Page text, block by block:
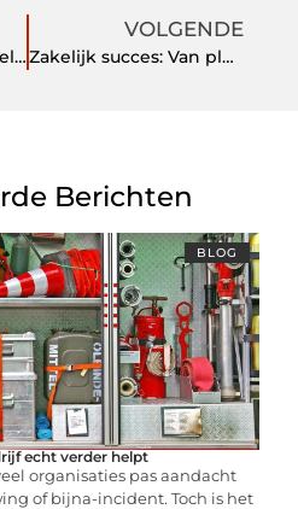
Let op drukte en begeleiding bij het kiezen van een sportschool
VOLGENDE
Zakelijk succes: Van ploeteren naar groei
Berichten
BLOG
echt verder helpt
organisaties pas aandacht
of bijna-incident. Toch is het